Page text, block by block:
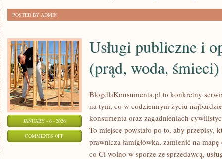
POSTED BY ADMIN
JANUARY - 6 - 2026
COMMENTS OFFON
Usługi publiczne i
(prąd, woda, śmieci)
BlogdlaKonsumenta.pl to konkretny
na tym, co w codziennym życiu
konsumenta oraz zagadnieniach
To miejsce powstało po to, aby przepisy,
prawnicza łamigłówka, zamienić na
co Ci wolno w sporze ze sprzedawcą,